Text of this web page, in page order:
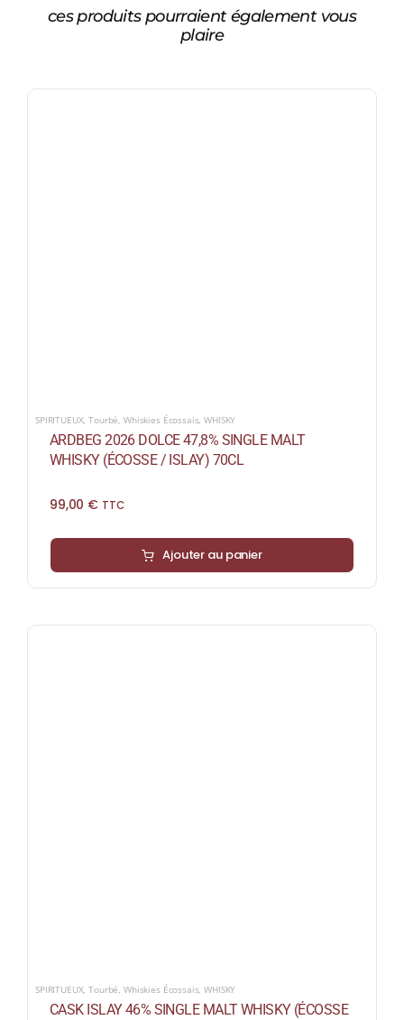
ces produits pourraient également vous
plaire
SPIRITUEUX,Tourbé, Whiskies Écossais,WHISKY
ARDBEG 2026 DOLCE 47,8% SINGLE MALT
WHISKY (ÉCOSSE / ISLAY) 70CL
99,00 € TTC
Ajouter au panier
SPIRITUEUX,Tourbé, Whiskies Écossais,WHISKY
CASK ISLAY 46% SINGLE MALT WHISKY (ÉCOSSE